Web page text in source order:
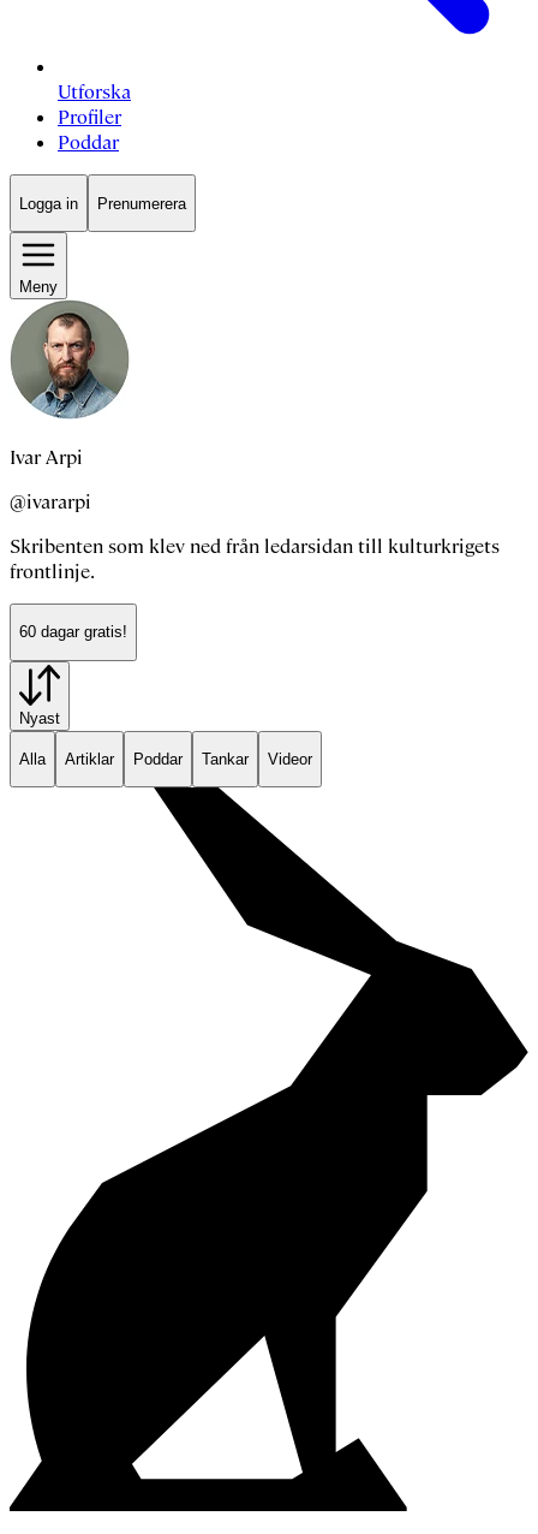
Utforska
Profiler
Poddar
Logga in Prenumerera
Meny
Ivar Arpi
@ivararpi
Skribenten som klev ned från ledarsidan till kulturkrigets
frontlinje.
60 dagar gratis!
Nyast
Alla Artiklar Poddar Tankar Videor